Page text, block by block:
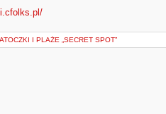
I PLAŻE „SECRET SPOT”